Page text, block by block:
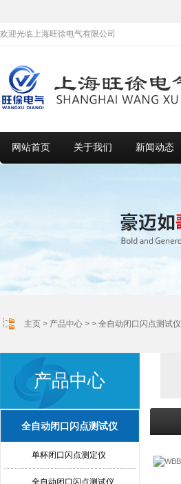
欢迎光临上海旺徐电气有限公司
网站首页 关于我们 新闻动态
主页 > 产品中心 > > 全自动闭口闪点测试仪
产品中心
全自动闭口闪点测试仪
单杯闭口闪点测定仪
全自动闭口闪点测试仪